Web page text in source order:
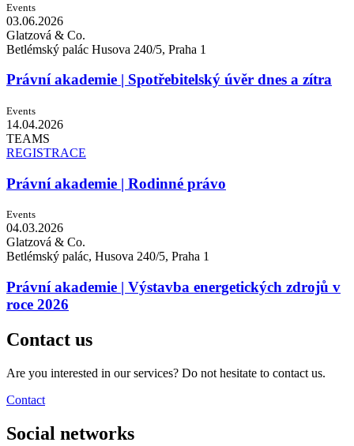
Events
03.06.2026
Glatzová & Co.
Betlémský palác Husova 240/5, Praha 1
Právní akademie | Spotřebitelský úvěr dnes a zítra
Events
14.04.2026
TEAMS
REGISTRACE
Právní akademie | Rodinné právo
Events
04.03.2026
Glatzová & Co.
Betlémský palác, Husova 240/5, Praha 1
Právní akademie | Výstavba energetických zdrojů v
roce 2026
Contact us
Are you interested in our services? Do not hesitate to contact us.
Contact
Social networks